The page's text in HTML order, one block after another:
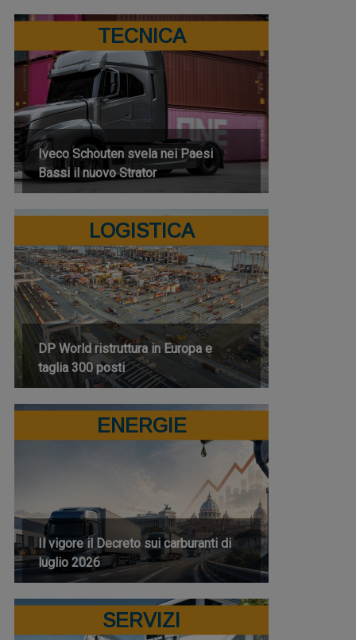
TECNICA
Iveco Schouten svela nei Paesi
Bassi il nuovo Strator
LOGISTICA
DP World ristruttura in Europa e
taglia 300 posti
ENERGIE
Il vigore il Decreto sui carburanti di
luglio 2026
SERVIZI